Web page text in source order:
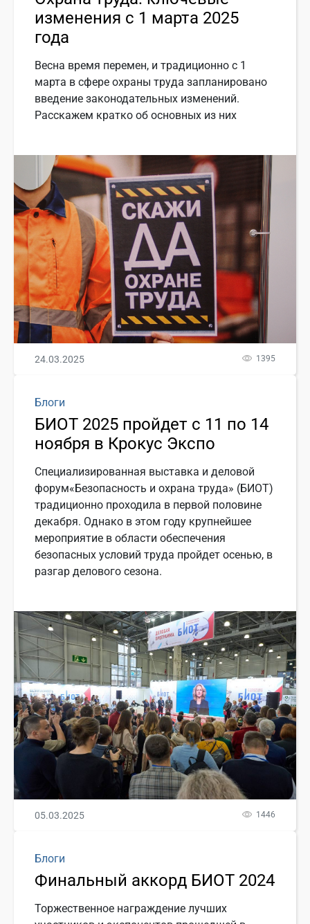
изменения с 1 марта 2025
года
Весна время перемен, и традиционно с 1
марта в сфере охраны труда запланировано
введение законодательных изменений.
Расскажем кратко об основных из них
24.03.2025 1395
Блоги
БИОТ 2025 пройдет с 11 по 14
ноября в Крокус Экспо
Специализированная выставка и деловой
форум«Безопасность и охрана труда» (БИОТ)
традиционно проходила в первой половине
декабря. Однако в этом году крупнейшее
мероприятие в области обеспечения
безопасных условий труда пройдет осенью, в
разгар делового сезона.
05.03.2025 1446
Блоги
Финальный аккорд БИОТ 2024
Торжественное награждение лучших